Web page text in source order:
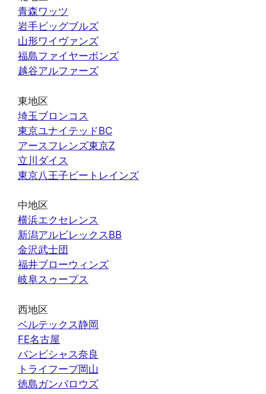
青森ワッツ
岩手ビッグブルズ
山形ワイヴァンズ
福島ファイヤーボンズ
越谷アルファーズ
東地区
埼玉ブロンコス
東京ユナイテッドBC
アースフレンズ東京Z
立川ダイス
東京八王子ビートレインズ
中地区
横浜エクセレンス
新潟アルビレックスBB
金沢武士団
福井ブローウィンズ
岐阜スゥープス
西地区
ベルテックス静岡
FE名古屋
バンビシャス奈良
トライフープ岡山
徳島ガンバロウズ